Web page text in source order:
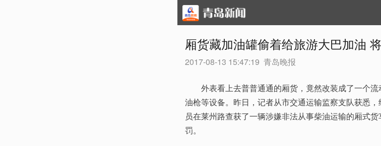
厢货藏加油罐偷着给旅游大巴加油
2017-08-13 15:47:19 青岛晚报
外表看上去普普通通的厢货，竟然改装成了一个流
油枪等设备。昨日，记者从市交通运输监察支队获悉
员在莱州路查获了一辆涉嫌非法从事柴油运输的厢式
罚。